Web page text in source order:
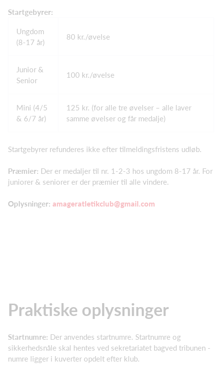
Startgebyrer:
Ungdom
(8-17 år)
80 kr./øvelse
Junior &
Senior
100 kr./øvelse
Mini (4/5
& 6/7 år)
125 kr. (for alle tre øvelser – alle laver
samme øvelser og får medalje)
Startgebyrer refunderes ikke efter tilmeldingsfristens udløb.
Præmier: Der er medaljer til nr. 1-2-3 hos ungdom 8-17 år. For
juniorer & seniorer er der præmier til alle vindere.
Oplysninger: amageratletikclub@gmail.com
Praktiske oplysninger
Startnumre: Der anvendes startnumre. Startnumre og
sikkerhedsnåle skal hentes ved sekretariatet bagved tribunen -
numre ligger i kuverter opdelt efter klub.